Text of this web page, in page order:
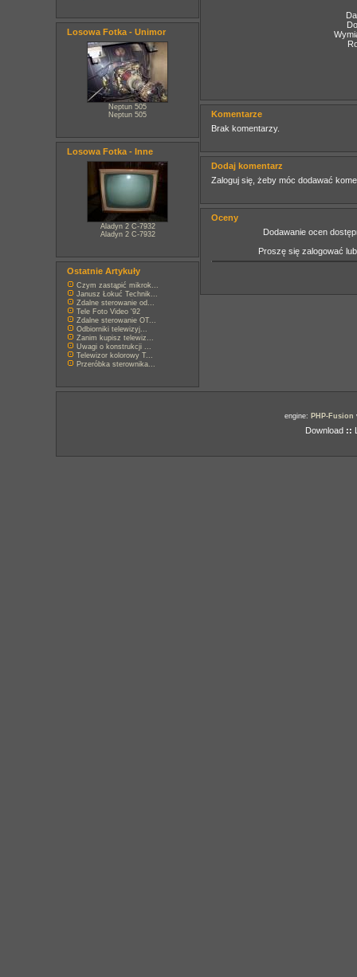
Losowa Fotka - Unimor
Neptun 505
Neptun 505
Losowa Fotka - Inne
Aladyn 2 C-7932
Aladyn 2 C-7932
Ostatnie Artykuły
Czym zastąpić mikrok...
Janusz Łokuć Technik...
Zdalne sterowanie od...
Tele Foto Video '92
Zdalne sterowanie OT...
Odbiorniki telewizyj...
Zanim kupisz telewiz...
Uwagi o konstrukcji ...
Telewizor kolorowy T...
Przeróbka sterownika...
Komentarze
Brak komentarzy.
Dodaj komentarz
Zaloguj się, żeby móc dodawać
Oceny
Dodawanie ocen
Proszę się zalogować
engine: PHP-Fusion
Download ::